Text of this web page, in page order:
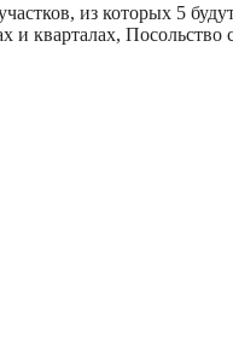
из которых 5
кварталах,